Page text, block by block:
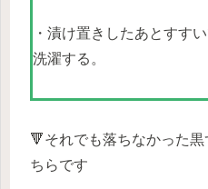
・漬け置きしたあとすす
洗濯する。
🔻それでも落ちなかった
ちらです